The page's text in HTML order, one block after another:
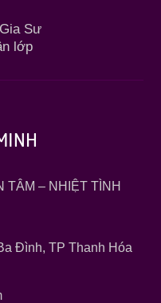
Sư
lớp
TÂM – NHIỆT TÌNH
Đình, TP Thanh Hóa